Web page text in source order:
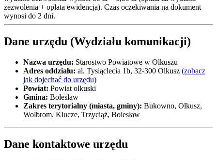
zezwolenia + opłata ewidencja). Czas oczekiwania na dokument
wynosi do 2 dni.
Dane urzędu (Wydziału komunikacji)
Nazwa urzędu: Starostwo Powiatowe w Olkuszu
Adres oddziału: al. Tysiąclecia 1b, 32-300 Olkusz (zobacz
jak dojechać do urzędu)
Powiat: Powiat olkuski
Gmina: Bolesław
Zakres terytorialny (miasta, gminy): Bukowno, Olkusz,
Wolbrom, Klucze, Trzyciąż, Bolesław
Dane kontaktowe urzędu